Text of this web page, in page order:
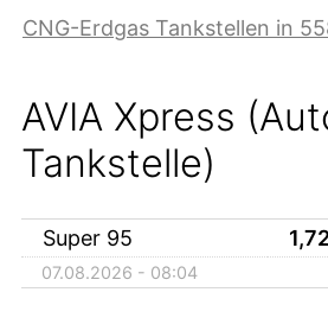
CNG-Erdgas Tankstellen in
AVIA Xpress
Tankstelle)
Super 95
07.08.2026 - 08:04